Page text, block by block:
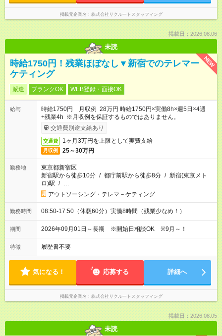
掲載元企業名 株式会社リクルートスタッフィング
掲載日：2026.08.06
未読
NEW
時給1750円！残業ほぼなし▼新宿でのテレマー
ケティング
派遣 ブランクOK WEB登録・面接OK
給与
時給1750円 月収例 28万円 時給1750円×実働8h×週5日×4週
+残業4h ※月収例を保証するものではありません。
交通費別途支給あり
交通費 1ヶ月3万円を上限として実費支給
月収例 25～30万円
勤務地
東京都新宿区
新宿駅から徒歩10分 / 都庁前駅から徒歩8分 / 新宿(東京メト
ロ)駅 / …
アウトソーシング・テレマ－ケティング
勤務時間 08:50-17:50（休憩60分）実働8時間（残業少なめ！）
期間 2026年09月01日～長期 ※開始日相談OK ※9月～！
特徴 履歴書不要
気になる！ 応募する 詳細へ
掲載元企業名 株式会社リクルートスタッフィング
掲載日：2026.08.05
未読